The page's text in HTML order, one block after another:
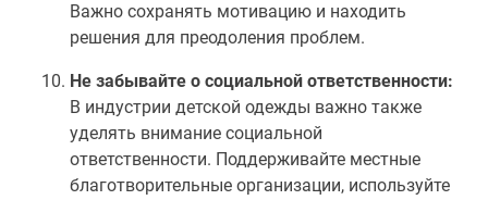
Важно сохранять мотивацию и находить
решения для преодоления проблем.
Не забывайте о социальной ответственности:
В индустрии детской одежды важно также
уделять внимание социальной
ответственности. Поддерживайте местные
благотворительные организации, используйте